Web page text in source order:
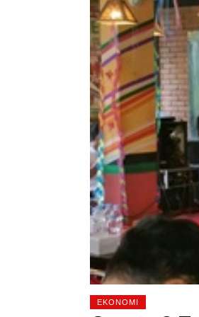
EKONOMI